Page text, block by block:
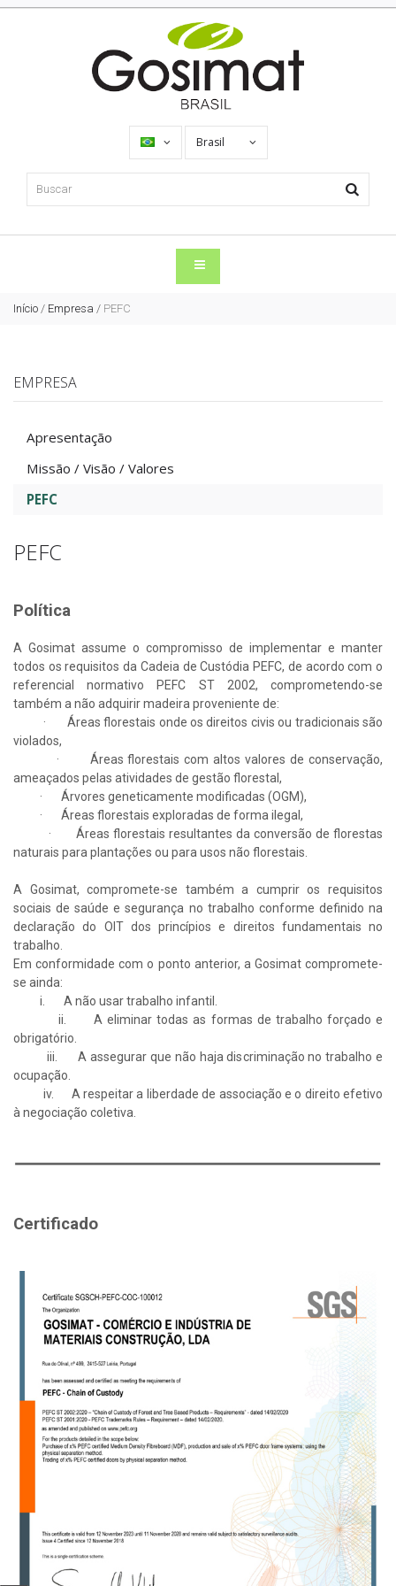
Brasil
Início / Empresa / PEFC
EMPRESA
Apresentação
Missão / Visão / Valores
PEFC
PEFC
Política
A Gosimat assume o compromisso de implementar e manter
todos os requisitos da Cadeia de Custódia PEFC, de acordo com o
referencial normativo PEFC ST 2002, comprometendo-se
também a não adquirir madeira proveniente de:
· Áreas florestais onde os direitos civis ou tradicionais são
violados,
· Áreas florestais com altos valores de conservação,
ameaçados pelas atividades de gestão florestal,
· Árvores geneticamente modificadas (OGM),
· Áreas florestais exploradas de forma ilegal,
· Áreas florestais resultantes da conversão de florestas
naturais para plantações ou para usos não florestais.
A Gosimat, compromete-se também a cumprir os requisitos
sociais de saúde e segurança no trabalho conforme definido na
declaração do OIT dos princípios e direitos fundamentais no
trabalho.
Em conformidade com o ponto anterior, a Gosimat compromete-
se ainda:
i. A não usar trabalho infantil.
ii. A eliminar todas as formas de trabalho forçado e
obrigatório.
iii. A assegurar que não haja discriminação no trabalho e
ocupação.
iv. A respeitar a liberdade de associação e o direito efetivo
à negociação coletiva.
Certificado